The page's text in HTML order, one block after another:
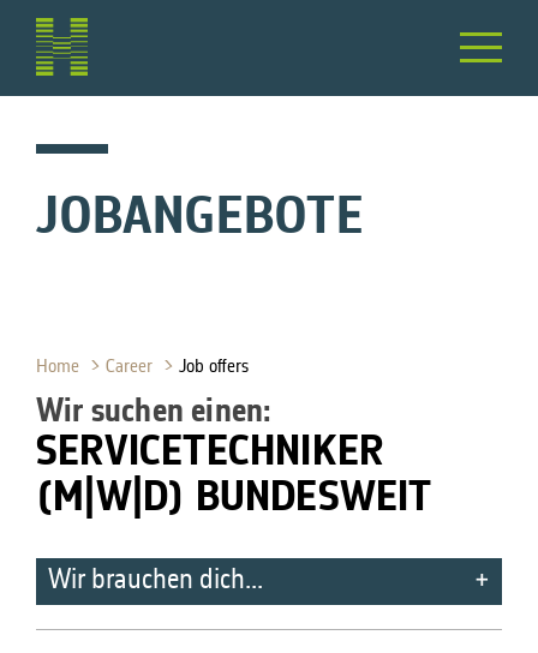
JOBANGEBOTE
Home Career Job offers
SERVICETECHNIKER
(M|W|D) BUNDESWEIT
Wir suchen einen:
Wir brauchen dich...